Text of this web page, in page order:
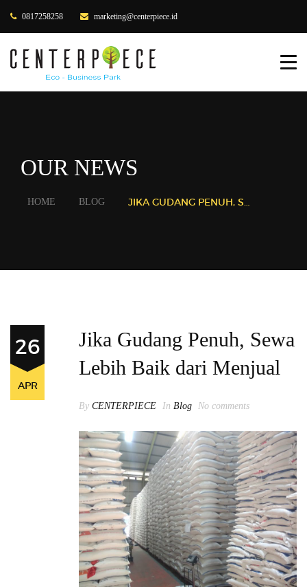
0817258258 marketing@centerpiece.id
HOME
OUR NEWS
HOME BLOG JIKA GUDANG PENUH, SEWA LEBIH BAIK DARI MENJUAL
26
APR
Jika Gudang Penuh, Sewa
Lebih Baik dari Menjual
By CENTERPIECE In Blog No comments